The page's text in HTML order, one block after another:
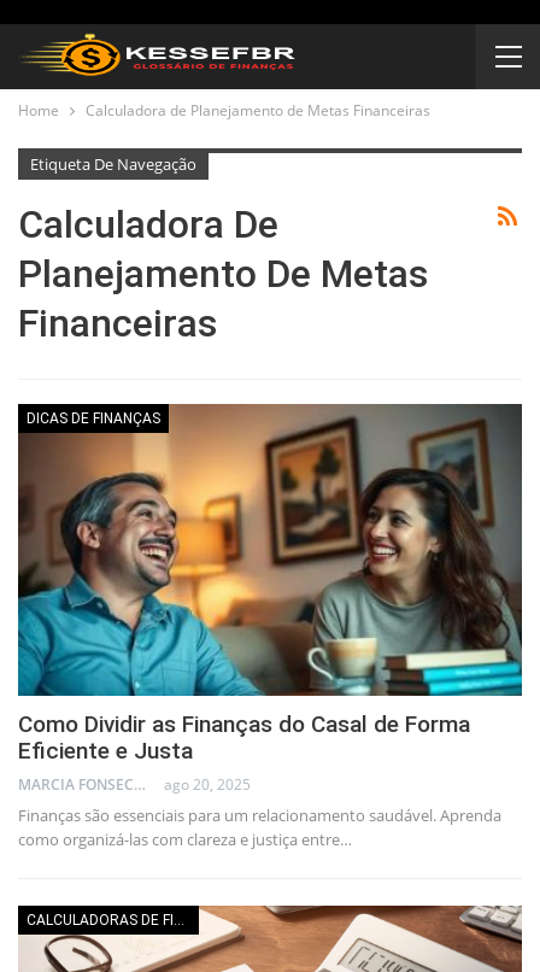
Home Calculadora de Planejamento de Metas Financeiras
Etiqueta De Navegação
Calculadora De
Planejamento De Metas
Financeiras
DICAS DE FINANÇAS
Como Dividir as Finanças do Casal de Forma
Eficiente e Justa
MARCIA FONSECA - FINANCIAL CONSULTANT ago 20, 2025
Finanças são essenciais para um relacionamento saudável. Aprenda
como organizá-las com clareza e justiça entre…
CALCULADORAS DE FINANÇAS